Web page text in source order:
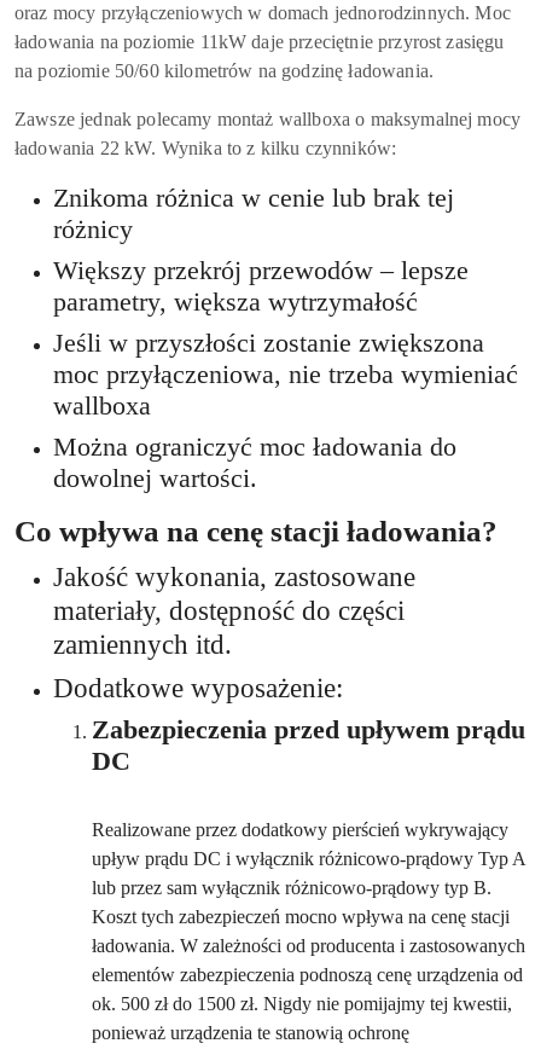
oraz mocy przyłączeniowych w domach jednorodzinnych. Moc
ładowania na poziomie 11kW daje przeciętnie przyrost zasięgu
na poziomie 50/60 kilometrów na godzinę ładowania.
Zawsze jednak polecamy montaż wallboxa o maksymalnej mocy
ładowania 22 kW. Wynika to z kilku czynników:
Znikoma różnica w cenie lub brak tej
różnicy
Większy przekrój przewodów – lepsze
parametry, większa wytrzymałość
Jeśli w przyszłości zostanie zwiększona
moc przyłączeniowa, nie trzeba wymieniać
wallboxa
Można ograniczyć moc ładowania do
dowolnej wartości.
Co wpływa na cenę stacji ładowania?
Jakość wykonania, zastosowane
materiały, dostępność do części
zamiennych itd.
Dodatkowe wyposażenie:
Zabezpieczenia przed upływem prądu
DC
Realizowane przez dodatkowy pierścień wykrywający
upływ prądu DC i wyłącznik różnicowo-prądowy Typ A
lub przez sam wyłącznik różnicowo-prądowy typ B.
Koszt tych zabezpieczeń mocno wpływa na cenę stacji
ładowania. W zależności od producenta i zastosowanych
elementów zabezpieczenia podnoszą cenę urządzenia od
ok. 500 zł do 1500 zł. Nigdy nie pomijajmy tej kwestii,
ponieważ urządzenia te stanowią ochronę